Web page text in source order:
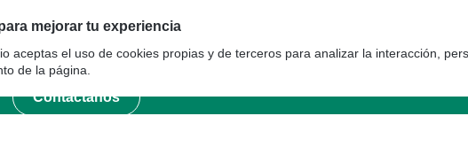
Garantia
Contáctanos
mejorar tu experiencia
aceptas el uso de cookies propias y de terceros para analizar la interacción,
de la página.